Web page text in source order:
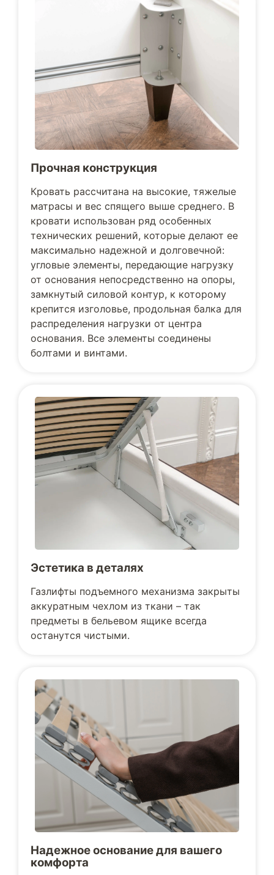
Прочная конструкция
Кровать рассчитана на высокие, тяжелые
матрасы и вес спящего выше среднего. В
кровати использован ряд особенных
технических решений, которые делают ее
максимально надежной и долговечной:
угловые элементы, передающие нагрузку
от основания непосредственно на опоры,
замкнутый силовой контур, к которому
крепится изголовье, продольная балка для
распределения нагрузки от центра
основания. Все элементы соединены
болтами и винтами.
Эстетика в деталях
Газлифты подъемного механизма закрыты
аккуратным чехлом из ткани – так
предметы в бельевом ящике всегда
останутся чистыми.
Надежное основание для вашего
комфорта